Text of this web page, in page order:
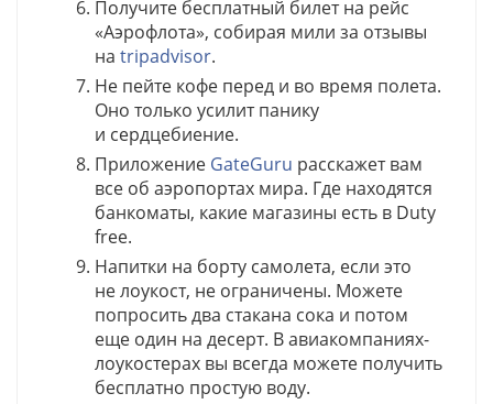
Получите бесплатный билет на рейс
«Аэрофлота», собирая мили за отзывы
на tripadvisor.
Не пейте кофе перед и во время полета.
Оно только усилит панику
и сердцебиение.
Приложение GateGuru расскажет вам
все об аэропортах мира. Где находятся
банкоматы, какие магазины есть в Duty
free.
Напитки на борту самолета, если это
не лоукост, не ограничены. Можете
попросить два стакана сока и потом
еще один на десерт. В авиакомпаниях-
лоукостерах вы всегда можете получить
бесплатно простую воду.